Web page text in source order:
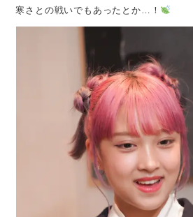
寒さとの戦いでもあったとか…！